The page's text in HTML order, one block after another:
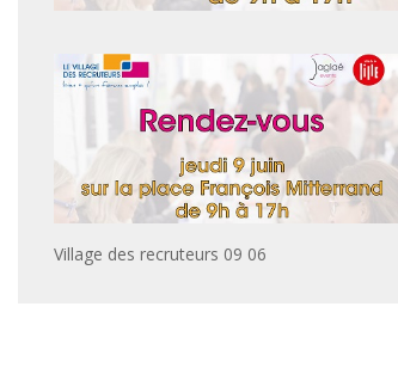
Village des recruteurs 09 06